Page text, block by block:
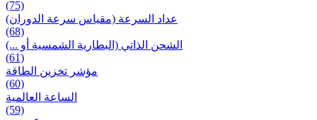
(75)
عداد السرعة (مقياس سرعة الدوران)
(68)
الشحن الذاتي (البطارية الشمسية أو ...)
(61)
مؤشر تخزين الطاقة
(60)
الساعة العالمية
(59)